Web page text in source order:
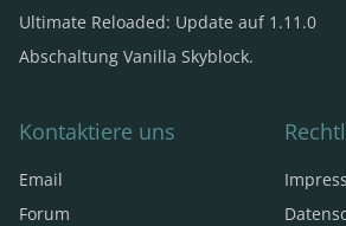
Soul Cage (VIP-Kit) deaktiviert
Safari Net Laucher (MineFactory
World Anchor (VIP-Kit)
Ultimate Reloaded: Update auf 1.11.0
Abschaltung Vanilla Skyblock.
Kontaktiere uns
Email
Forum